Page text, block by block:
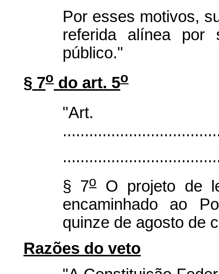
Por esses motivos,
referida alínea por
público."
§ 7o do art. 5o
§ 7oO projeto de
encaminhado ao
quinze de agosto de
Razões do veto